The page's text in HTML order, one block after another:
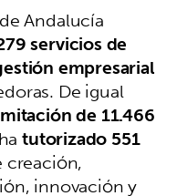
Andalucía
servicios de
empresarial
De igual
de 11.466
tutorizado 551
creación,
innovación y